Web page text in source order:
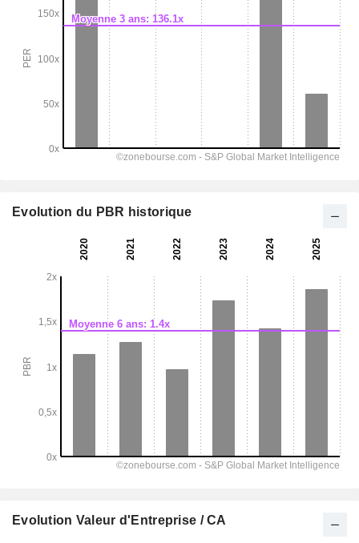
Evolution du PBR historique
Evolution Valeur d'Entreprise / CA